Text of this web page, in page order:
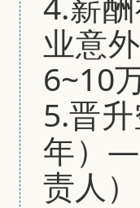
业意
6~10
5.晋
年）
责人